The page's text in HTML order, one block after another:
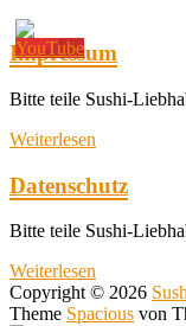
Impressum
Bitte teile Sushi-
Weiterlesen
Datenschutz
Bitte teile Sushi-
Weiterlesen
Copyright © 2026
Theme Spacious von